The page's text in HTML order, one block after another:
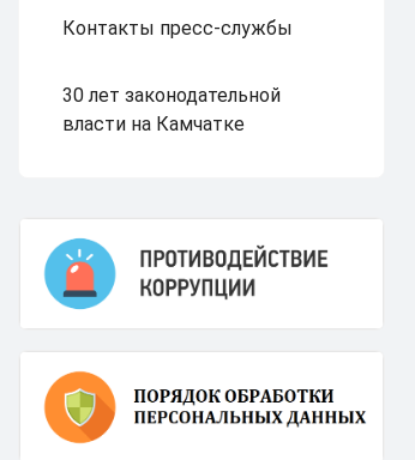
Контакты пресс-службы
30 лет законодательной
власти на Камчатке